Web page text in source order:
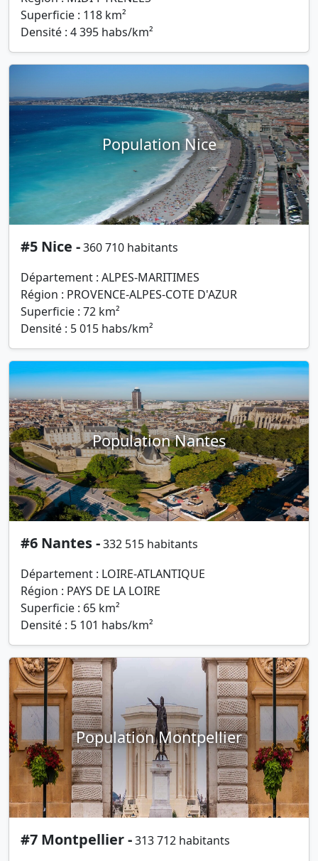
Superficie : 118 km²
Densité : 4 395 habs/km²
Population Nice
#5 Nice -360 710 habitants
Département : ALPES-MARITIMES
Région : PROVENCE-ALPES-COTE D'AZUR
Superficie : 72 km²
Densité : 5 015 habs/km²
Population Nantes
#6 Nantes -332 515 habitants
Département : LOIRE-ATLANTIQUE
Région : PAYS DE LA LOIRE
Superficie : 65 km²
Densité : 5 101 habs/km²
Population Montpellier
#7 Montpellier -313 712 habitants